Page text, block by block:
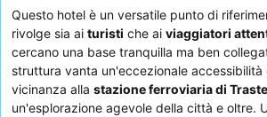
Questo hotel è un versatile punto di
rivolge sia ai turisti che ai viaggiatori
cercano una base tranquilla ma ben
struttura vanta un'eccezionale accessibilità
vicinanza alla stazione ferroviaria di
un'esplorazione agevole della città e oltre.